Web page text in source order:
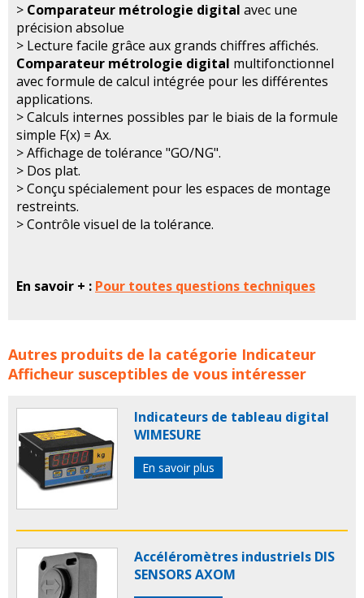
> Comparateur métrologie digital avec une
précision absolue
> Lecture facile grâce aux grands chiffres affichés.
Comparateur métrologie digital multifonctionnel
avec formule de calcul intégrée pour les différentes
applications.
> Calculs internes possibles par le biais de la formule
simple F(x) = Ax.
> Affichage de tolérance "GO/NG".
> Dos plat.
> Conçu spécialement pour les espaces de montage
restreints.
> Contrôle visuel de la tolérance.
En savoir + : Pour toutes questions techniques
Comparateur métrologie digital MITUTOYO concerne les
familles de produits :mitutoyocomparateur
digitauxcomparateur electronique
electroniques
comparateur numerique
comparateurs numeriques comparateur metrologie
comparateurs metrologieindicateur afficheur
Autres produits de la catégorie Indicateur
Afficheur susceptibles de vous intéresser
Indicateurs de tableau digital
WIMESURE
En savoir plus
Accéléromètres industriels DIS
SENSORS AXOM